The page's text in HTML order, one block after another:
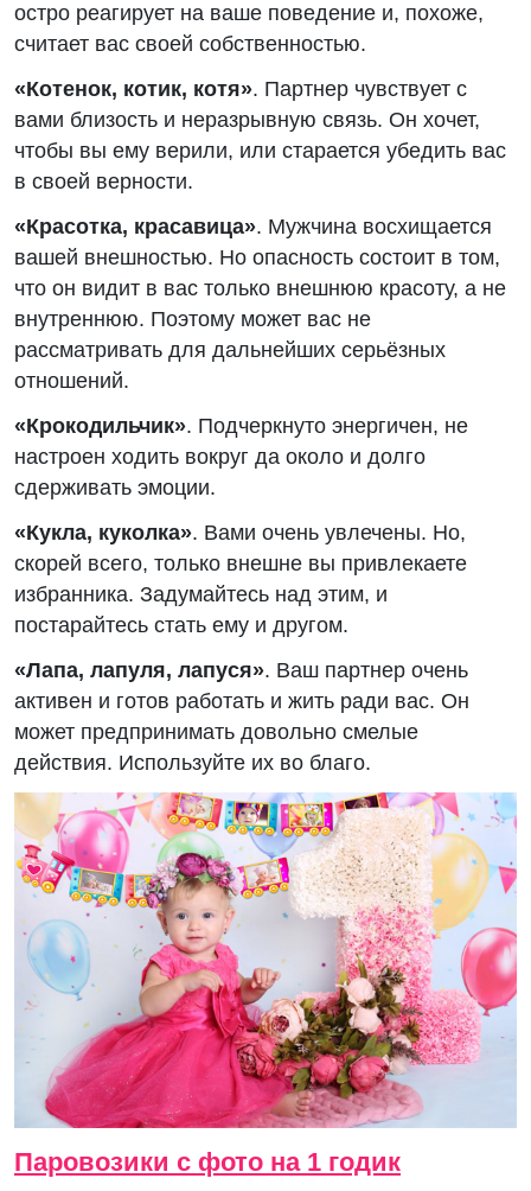
остро реагирует на ваше поведение и, похоже,
считает вас своей собственностью.
«Котенок, котик, котя». Партнер чувствует с
вами близость и неразрывную связь. Он хочет,
чтобы вы ему верили, или старается убедить вас
в своей верности.
«Красотка, красавица». Мужчина восхищается
вашей внешностью. Но опасность состоит в том,
что он видит в вас только внешнюю красоту, а не
внутреннюю. Поэтому может вас не
рассматривать для дальнейших серьёзных
отношений.
«Крокодильчик». Подчеркнуто энергичен, не
настроен ходить вокруг да около и долго
сдерживать эмоции.
«Кукла, куколка». Вами очень увлечены. Но,
скорей всего, только внешне вы привлекаете
избранника. Задумайтесь над этим, и
постарайтесь стать ему и другом.
«Лапа, лапуля, лапуся». Ваш партнер очень
активен и готов работать и жить ради вас. Он
может предпринимать довольно смелые
действия. Используйте их во благо.
Паровозики с фото на 1 годик